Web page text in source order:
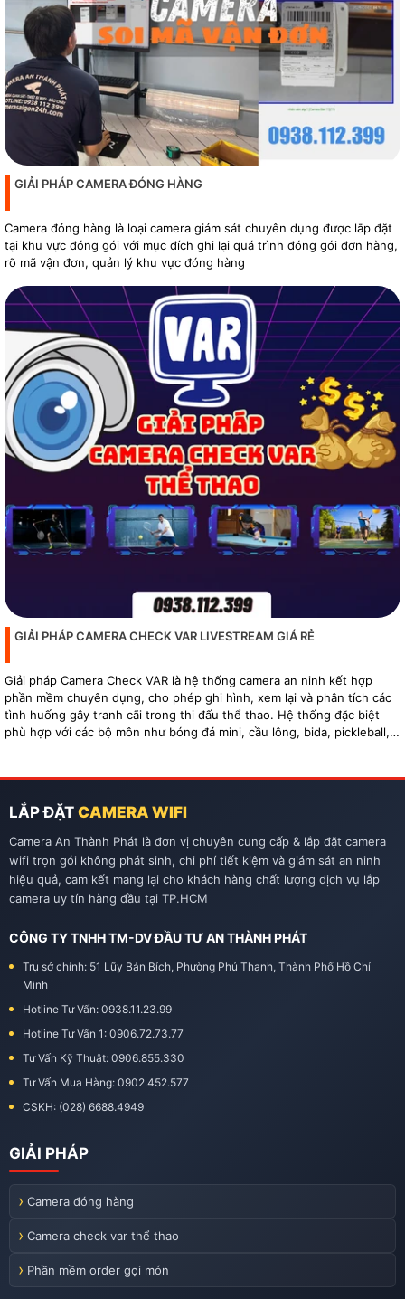
GIẢI PHÁP CAMERA ĐÓNG HÀNG
Camera đóng hàng là loại camera giám sát chuyên dụng được lắp đặt
tại khu vực đóng gói với mục đích ghi lại quá trình đóng gói đơn hàng,
rõ mã vận đơn, quản lý khu vực đóng hàng
GIẢI PHÁP CAMERA CHECK VAR LIVESTREAM GIÁ RẺ
Giải pháp Camera Check VAR là hệ thống camera an ninh kết hợp
phần mềm chuyên dụng, cho phép ghi hình, xem lại và phân tích các
tình huống gây tranh cãi trong thi đấu thể thao. Hệ thống đặc biệt
phù hợp với các bộ môn như bóng đá mini, cầu lông, bida, pickleball,
LẮP ĐẶT CAMERA WIFI
Camera An Thành Phát là đơn vị chuyên cung cấp & lắp đặt camera
wifi trọn gói không phát sinh, chi phí tiết kiệm và giám sát an ninh
hiệu quả, cam kết mang lại cho khách hàng chất lượng dịch vụ lắp
camera uy tín hàng đầu tại TP.HCM
CÔNG TY TNHH TM-DV ĐẦU TƯ AN THÀNH PHÁT
Trụ sở chính: 51 Lũy Bán Bích, Phường Phú Thạnh, Thành Phố Hồ Chí
Minh
Hotline Tư Vấn: 0938.11.23.99
Hotline Tư Vấn 1: 0906.72.73.77
Tư Vấn Kỹ Thuật: 0906.855.330
Tư Vấn Mua Hàng: 0902.452.577
CSKH: (028) 6688.4949
GIẢI PHÁP
Camera đóng hàng
Camera check var thể thao
Phần mềm order gọi món